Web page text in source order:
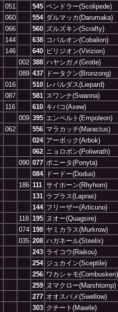
051
545 ペンドラー(Scolipede)
060
554 ダルマッカ(Darumaka)
066
560 ズルズキン(Scrafty)
144
638 コバルオン(Cobalion)
146
640 ビリジオン(Virizion)
002 388 ハヤシガメ(Grotle)
089 437
ドータクン(Bronzong)
016 510 レパルダス(Liepard)
087 581 スワンナ(Swanna)
116
610 キバコ(Axew)
009 395 エンペルト(Empoleon)
062
556 マラカッチ(Maractus)
024 アーボック(Arbok)
062 ニョロボン(Poliwrath)
090 077 ポニータ(Ponyta)
084
ドードー(Doduo)
186 111 サイホーン(Rhyhorn)
131 ラプラス(Lapras)
144 フリーザー(Articuno)
118 195 ヌオー(Quagsire)
074 198 ヤミカラス(Murkrow)
035 208 ハガネール(Steelix)
243 ライコウ(Raikou)
254 ジュカイン(Sceptile)
256 ワカシャモ(Combusken)
259 ヌマクロー(Marshtomp)
277 オオスバメ(Swellow)
303 クチート(Mawile)